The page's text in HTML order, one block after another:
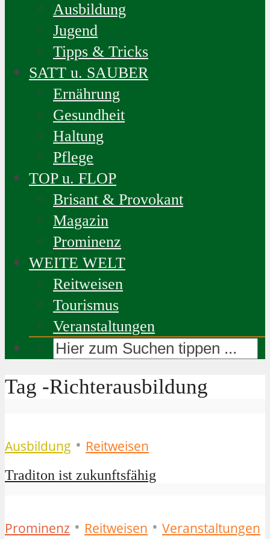
Ausbildung
Jugend
Tipps & Tricks
SATT u. SAUBER
Ernährung
Gesundheit
Haltung
Pflege
TOP u. FLOP
Brisant & Provokant
Magazin
Prominenz
WEITE WELT
Reitweisen
Tourismus
Veranstaltungen
Tag -Richterausbildung
Ausbildung • Reitweisen
Traditon ist zukunftsfähig
Prominenz • Reitweisen • Veranstaltungen